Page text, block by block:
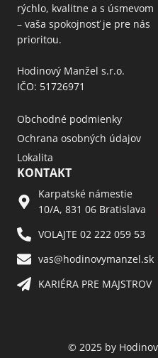
rýchlo, kvalitne a s úsmevom
– vaša spokojnosť je pre nás
prioritou.
Hodinový Manžel s.r.o.
IČO: 51726971
Obchodné podmienky
Ochrana osobných údajov
Lokalita
KONTAKT
Karpatské námestie
10/A, 831 06 Bratislava
VOLAJTE 02 222 059 53​
vas@hodinovymanzel.sk​
KARIÉRA PRE MAJSTROV​
© 2025 by